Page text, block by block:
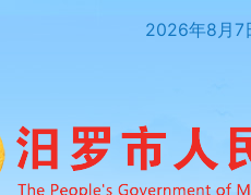
2026年8月7